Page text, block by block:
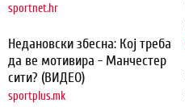
sportnet.hr
Недановски збесна: Кој треба
да ве мотивира - Манчестер
сити? (ВИДЕО)
sportplus.mk